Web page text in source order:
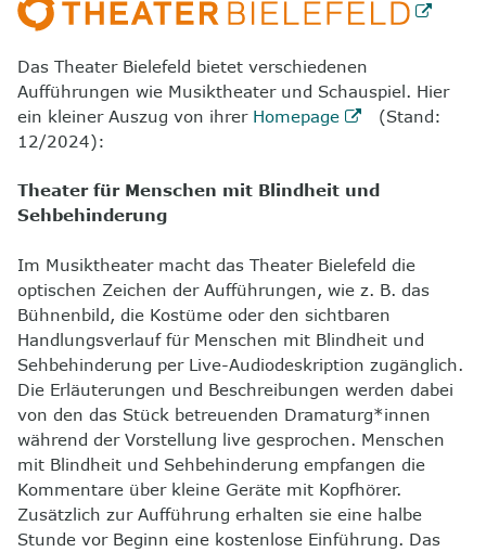
Das Theater Bielefeld bietet verschiedenen
Aufführungen wie Musiktheater und Schauspiel. Hier
ein kleiner Auszug von ihrer Homepage
(Stand:
12/2024):
Theater für Menschen mit Blindheit und
Sehbehinderung
Im Musiktheater macht das Theater Bielefeld die
optischen Zeichen der Aufführungen, wie z. B. das
Bühnenbild, die Kostüme oder den sichtbaren
Handlungsverlauf für Menschen mit Blindheit und
Sehbehinderung per Live-Audiodeskription zugänglich.
Die Erläuterungen und Beschreibungen werden dabei
von den das Stück betreuenden Dramaturg*innen
während der Vorstellung live gesprochen. Menschen
mit Blindheit und Sehbehinderung empfangen die
Kommentare über kleine Geräte mit Kopfhörer.
Zusätzlich zur Aufführung erhalten sie eine halbe
Stunde vor Beginn eine kostenlose Einführung. Das